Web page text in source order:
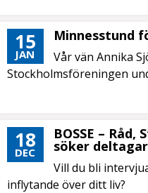
15
JAN
Minnesstund
Vår vän Annika
Stockholmsföreningen
18
DEC
BOSSE –
söker
Vill du bli
inflytande över ditt liv?